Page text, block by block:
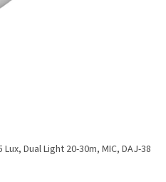
Dual Light 20-30m, MIC, DAJ-38